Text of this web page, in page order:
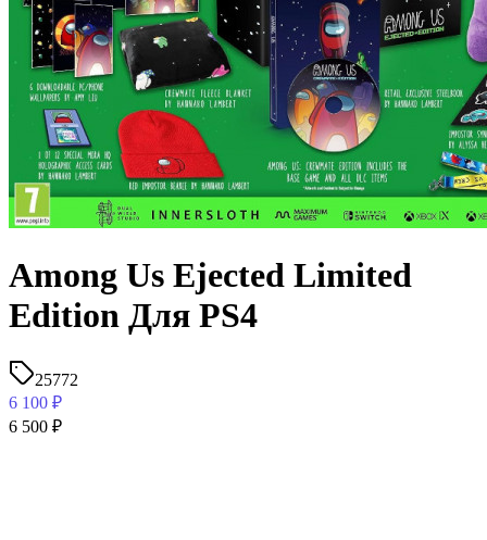
Among Us Ejected Limited
Edition Для PS4
25772
6 100 ₽
6 500 ₽